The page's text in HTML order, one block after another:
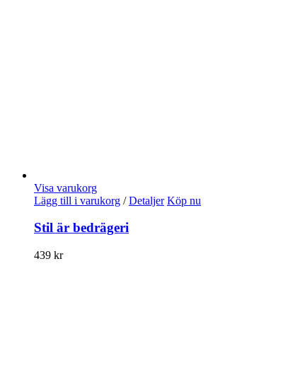
Visa varukorg
Lägg till i varukorg / Detaljer Köp nu
Stil är bedrägeri
439 kr